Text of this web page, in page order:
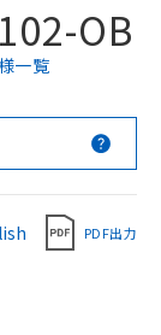
OB
一覧
PDF出力